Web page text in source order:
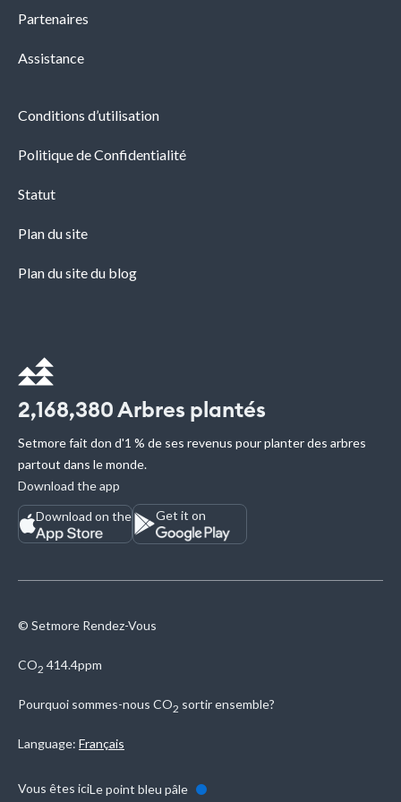
Partenaires
Assistance
Conditions d’utilisation
Politique de Confidentialité
Statut
Plan du site
Plan du site du blog
2,168,380 Arbres plantés
Setmore fait don d'1 % de ses revenus pour planter des arbres
partout dans le monde.
Download the app
Download on the
Get it on
© Setmore Rendez-Vous
CO2 414.4ppm
Pourquoi sommes-nous CO2 sortir ensemble?
Language: Français
Vous êtes iciLe point bleu pâle